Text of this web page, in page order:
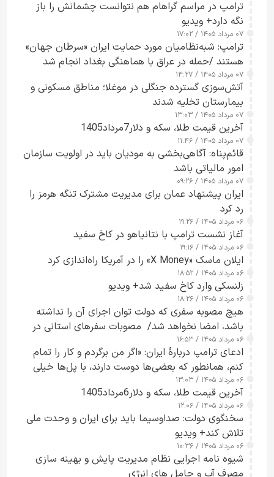
ترامپ در مراسم گراهام هم نتوانست چشمانش را باز
نگه دارد+ ویدیو
۰۷ مرداد ۱۴۰۵ / ۱۷:۰۲
ترامپ: شبه‌نظامیان مورد حمایت ایران «سرطان جهان»
هستند /حمله در عراق با هماهنگی بغداد انجام شد
۰۷ مرداد ۱۴۰۵ / ۱۴:۲۷
آتش‌سوزی گسترده جنگلی در موغلا؛ مناطق مسکونی و
بیمارستان تخلیه شدند
۰۷ مرداد ۱۴۰۵ / ۱۳:۰۳
آخرین قیمت طلا، سکه و دلار7مرداد1405
۰۷ مرداد ۱۴۰۵ / ۱۱:۴۶
قائم‌پناه: آگاهی‌بخشی به مودیان باید در اولویت سازمان
امور مالیاتی باشد
۰۷ مرداد ۱۴۰۵ / ۰۹:۲۶
ایران پیشنهاد عمان برای مدیریت مشترک تنگه هرمز را
رد کرد
۰۶ مرداد ۱۴۰۵ / ۱۹:۲۶
آغاز نشست ترامپ با نتانیاهو در کاخ سفید
۰۶ مرداد ۱۴۰۵ / ۱۹:۱۶
ایلان ماسک «X Money» را در آمریکا راه‌اندازی کرد
۰۶ مرداد ۱۴۰۵ / ۱۸:۵۲
زلنسکی وارد کاخ سفید شد+ ویدیو
۰۶ مرداد ۱۴۰۵ / ۱۸:۲۶
هیچ مصوبه سفری که دولت توان اجرای آن را نداشته
باشد، امضا نخواهد شد/ مصوبات سفرهای استانی در
چارچوب قانون بودجه است+ عکس
۰۶ مرداد ۱۴۰۵ / ۱۶:۵۳
ادعای ترامپ دربارهٔ ایران: «اگر من برگردم و کار را تمام
کنم، همانطور که بعضی‌ها دوست دارند، با پل‌ها خیلی
راحت می‌توانم بیشتر پل‌هایشان را در کمتر از یک
ساعت از بین ببرم+ ویدیو
۰۶ مرداد ۱۴۰۵ / ۱۳:۰۳
آخرین قیمت طلا، سکه و دلار6مرداد1405
۰۶ مرداد ۱۴۰۵ / ۱۲:۰۶
سخنگوی دولت: صداوسیما باید برای ایران و وحدت ملی
تلاش کند+ ویدیو
۰۶ مرداد ۱۴۰۵ / ۱۰:۳۶
شیوه نامه اجرایی نظام مدیریت پایش و بهینه سازی
مصرف آب و حامل های انرژی